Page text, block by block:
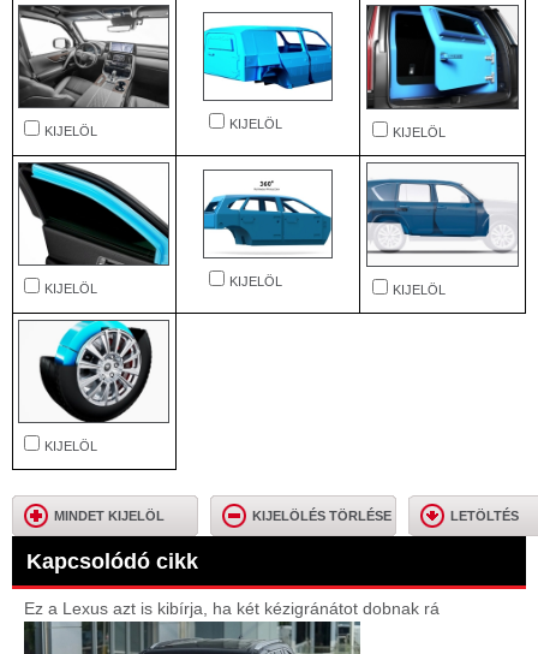
KIJELÖL
KIJELÖL
KIJELÖL
KIJELÖL
KIJELÖL
KIJELÖL
KIJELÖL
MINDET KIJELÖL KIJELÖLÉS TÖRLÉSE LETÖLTÉS
Kapcsolódó cikk
Ez a Lexus azt is kibírja, ha két kézigránátot dobnak rá